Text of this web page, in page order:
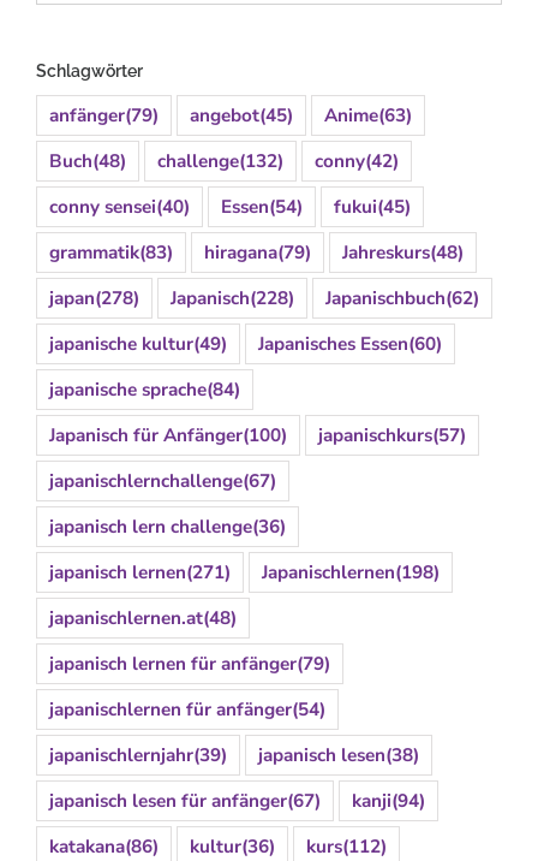
Schlagwörter
anfänger(79) angebot(45) Anime(63)
Buch(48) challenge(132) conny(42)
conny sensei(40) Essen(54) fukui(45)
grammatik(83) hiragana(79) Jahreskurs(48)
japan(278) Japanisch(228) Japanischbuch(62)
japanische kultur(49) Japanisches Essen(60)
japanische sprache(84)
Japanisch für Anfänger(100) japanischkurs(57)
japanischlernchallenge(67)
japanisch lern challenge(36)
japanisch lernen(271) Japanischlernen(198)
japanischlernen.at(48)
japanisch lernen für anfänger(79)
japanischlernen für anfänger(54)
japanischlernjahr(39) japanisch lesen(38)
japanisch lesen für anfänger(67) kanji(94)
katakana(86) kultur(36) kurs(112)